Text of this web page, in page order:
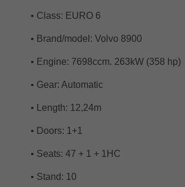
• Class: EURO 6
• Brand/model: Volvo 8900
• Engine: 7698ccm. 263kW (358 hp)
• Gear: Automatic
• Length: 12,24m
• Doors: 1+1
• Seats: 47 + 1 + 1HC
• Stand: 10